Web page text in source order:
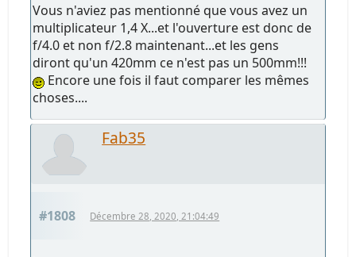
Vous n'aviez pas mentionné que vous avez un
multiplicateur 1,4 X...et l'ouverture est donc de
f/4.0 et non f/2.8 maintenant...et les gens
diront qu'un 420mm ce n'est pas un 500mm!!!
Encore une fois il faut comparer les mêmes
choses....
Fab35
#1808 Décembre 28, 2020, 21:04:49